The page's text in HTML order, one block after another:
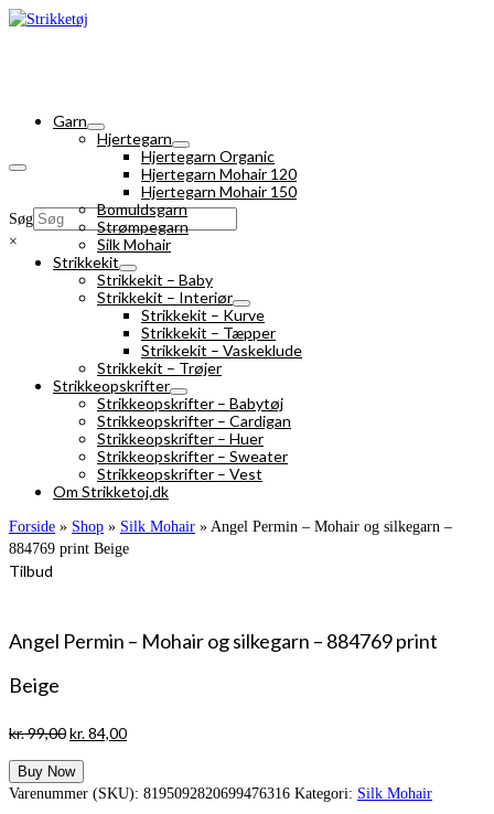
Søg
×
Garn
Hjertegarn
Hjertegarn Organic
Hjertegarn Mohair 120
Hjertegarn Mohair 150
Bomuldsgarn
Strømpegarn
Silk Mohair
Strikkekit
Strikkekit – Baby
Strikkekit – Interiør
Strikkekit – Kurve
Strikkekit – Tæpper
Strikkekit – Vaskeklude
Strikkekit – Trøjer
Strikkeopskrifter
Strikkeopskrifter – Babytøj
Strikkeopskrifter – Cardigan
Strikkeopskrifter – Huer
Strikkeopskrifter – Sweater
Strikkeopskrifter – Vest
Om Strikketoj.dk
Forside » Shop » Silk Mohair » Angel Permin – Mohair og silkegarn –
884769 print Beige
Tilbud
Angel Permin – Mohair og silkegarn – 884769 print
Beige
kr.99,00Den
pris
var:
kr.84,00Den
er:
Buy Now
Varenummer (SKU): 8195092820699476316 Kategori: Silk Mohair